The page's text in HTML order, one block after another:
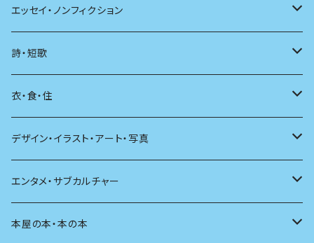
日本
海外
日本語
文学理論
評論
文章術
エッセイ・ノンフィクション
エッセイ
日記
ノンフィクション
その他
評論
詩・短歌
詩
短歌
その他
衣・食・住
着る
食べる
料理
住う
デザイン・イラスト・アート・写真
デザイン
イラスト
エンタメ・サブカルチャー
映画
本屋の本・本の本